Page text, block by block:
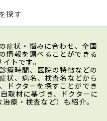
を探す
症状・悩みに合わせ、全国
情報を調べることができる
トです。
療時間、医院の特徴などの
状、病名、検査名などから
ドクターを探すことができ
取材に基づき、ドクターに
療・検査など）も紹介。